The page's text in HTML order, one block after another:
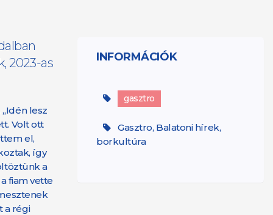
2023-as
lesz
Volt ott
el,
így
a
fiam vette
a régi
INFORMÁCIÓK
gasztro
Gasztro, Balatoni hírek,
borkultúra